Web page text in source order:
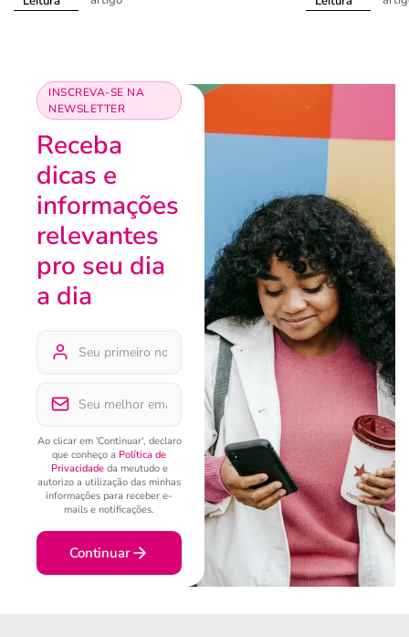
INSCREVA-SE NA
NEWSLETTER
Receba
dicas e
informações
relevantes
pro seu dia
a dia
Ao clicar em 'Continuar', declaro
que conheço a Política de
Privacidadeda meutudo e
autorizo a utilização das minhas
informações para receber e-
mails e notificações.
Continuar